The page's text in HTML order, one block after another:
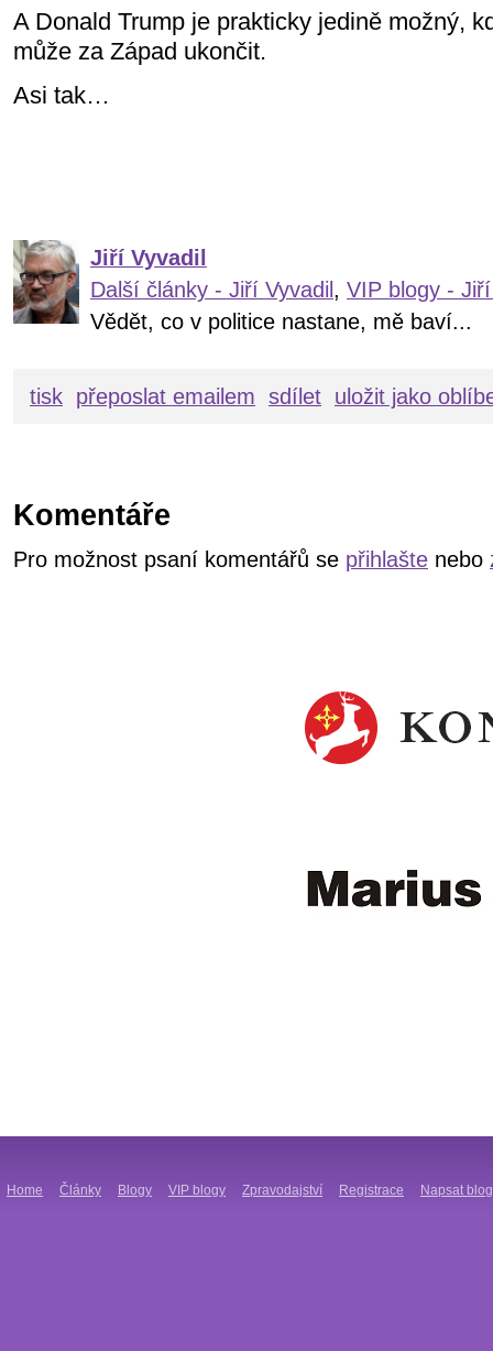
A Donald Trump je prakticky jedině možný,
může za Západ ukončit.
Asi tak…
Jiří Vyvadil
Další články - Jiří Vyvadil , VIP blogy -
Vědět, co v politice nastane, mě baví...
tisk přeposlat emailem sdílet uložit jako
Komentáře
Pro možnost psaní komentářů se přihlašte nebo
Home Články Blogy VIP blogy Zpravodajství Registrace Napsat blog